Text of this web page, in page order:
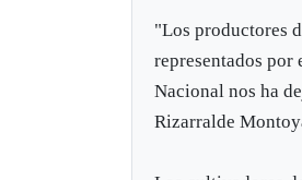
"Los productores
representados por
Nacional nos ha
Rizarralde